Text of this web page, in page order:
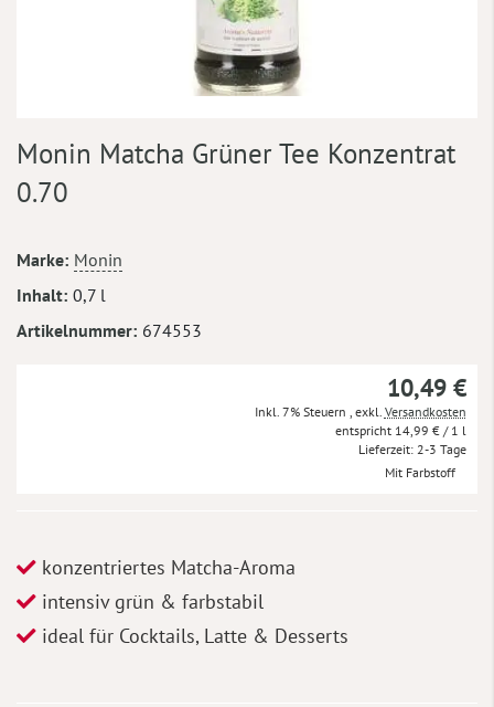
Anfang
der
Bildergalerie
Monin Matcha Grüner Tee Konzentrat
0.70
Mehr
Informationen
Marke Monin
Inhalt 0,7 l
Artikelnummer 674553
10,49 €
Inkl. 7% Steuern exkl. Versandkosten
14,99 € / 1 l
Lieferzeit 2-3 Tage
Mit Farbstoff
konzentriertes Matcha-Aroma
intensiv grün & farbstabil
ideal für Cocktails, Latte & Desserts